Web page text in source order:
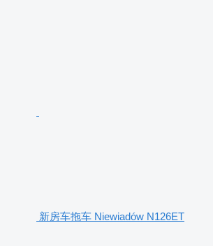
新房车拖车 Niewiadów N126ET